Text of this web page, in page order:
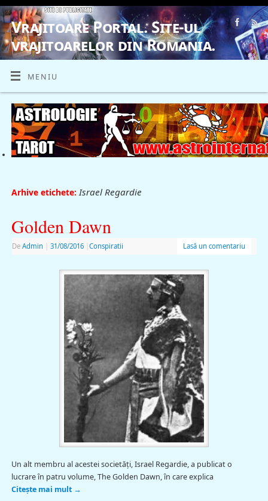
Vrajitoare Portal. Site-ul
vrajitoarelor din Romania.
VRAJITOARE, VRAJITOARELE, VRAJITOARE
MENIU
Arhive etichete:Israel Regardie
Golden Dawn
De Admin 31/08/2016 Conspiratii Lasă un comentariu
Un alt membru al acestei societăţi, Israel Regardie, a publicat o
lucrare în patru volume, The Golden Dawn, în care explica
Citește mai mult →